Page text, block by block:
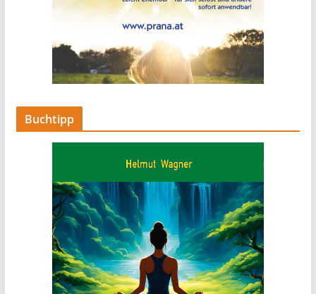
Buchtipp